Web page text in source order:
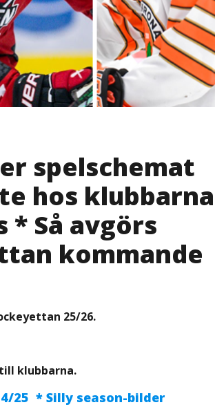
spelschemat
hos klubbarna
* Så avgörs
kommande
25/26.
klubbarna.
25 * Silly season-bilder